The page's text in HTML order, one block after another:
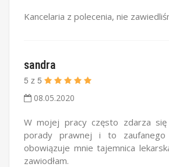
Kancelaria z polecenia, nie
sandra
5 z 5
08.05.2020
W mojej pracy często zdarza
porady prawnej i to zaufanego
obowiązuje mnie tajemnica
zawiodłam.